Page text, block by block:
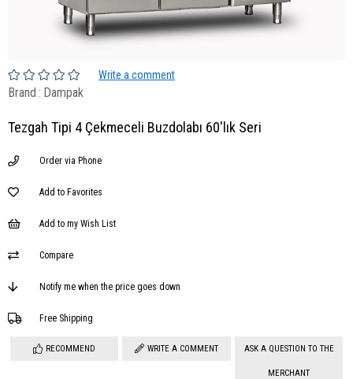
Write a comment
Brand : Dampak
Tezgah Tipi 4 Çekmeceli Buzdolabı 60'lık Seri
Order via Phone
Add to Favorites
Add to my Wish List
Compare
Notify me when the price goes down
Free Shipping
RECOMMEND WRITE A COMMENT ASK A QUESTION TO THE
MERCHANT